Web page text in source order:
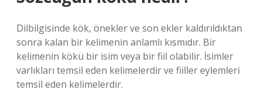
Dilbilgisinde kök, önekler ve son ekler kaldırıldıktan
sonra kalan bir kelimenin anlamlı kısmıdır. Bir
kelimenin kökü bir isim veya bir fiil olabilir. İsimler
varlıkları temsil eden kelimelerdir ve fiiller eylemleri
temsil eden kelimelerdir.